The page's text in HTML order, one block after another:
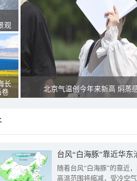
观
长
卷
北京气温创今年来新高 焖蒸
台风“白海豚”靠近华
随着台风“白海豚”的靠近
高温范围将缩减，受冷空